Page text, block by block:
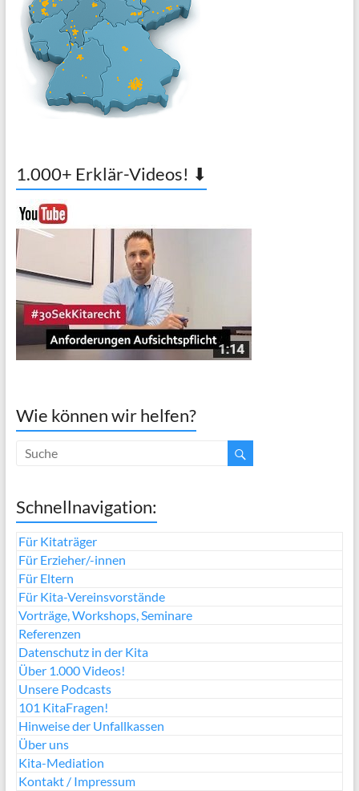
1.000+ Erklär-Videos! ⬇
Wie können wir helfen?
Schnellnavigation:
Für Kitaträger
Für Erzieher/-innen
Für Eltern
Für Kita-Vereinsvorstände
Vorträge, Workshops, Seminare
Referenzen
Datenschutz in der Kita
Über 1.000 Videos!
Unsere Podcasts
101 KitaFragen!
Hinweise der Unfallkassen
Über uns
Kita-Mediation
Kontakt / Impressum